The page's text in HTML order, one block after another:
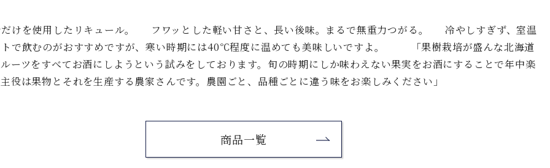
けを使用したリキュール。 フワッとした軽い甘さと、長い後味。まるで無重力つがる。 冷やしすぎず、室温
トで飲むのがおすすめですが、寒い時期には40℃程度に温めても美味しいですよ。 「果樹栽培が盛んな北海道
ーツをすべてお酒にしようという試みをしております。旬の時期にしか味わえない果実をお酒にすることで年中楽
役は果物とそれを生産する農家さんです。農園ごと、品種ごとに違う味をお楽しみください」
商品一覧